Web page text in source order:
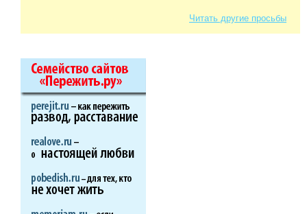
Читать другие просьбы